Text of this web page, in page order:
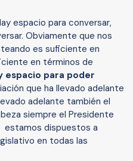
espacio para conversar,
Obviamente que nos
es suficiente en
en términos de
espacio para poder
que ha llevado adelante
adelante también el
siempre el Presidente
estamos dispuestos a
en todas las